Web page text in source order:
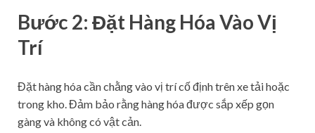
Bước 2: Đặt Hàng Hóa Vào Vị
Trí
Đặt hàng hóa cần chằng vào vị trí cố định trên xe tải hoặc
trong kho. Đảm bảo rằng hàng hóa được sắp xếp gọn
gàng và không có vật cản.